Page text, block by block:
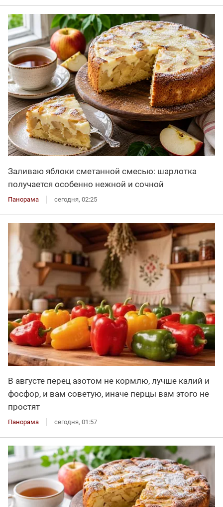
Заливаю яблоки сметанной смесью: шарлотка
получается особенно нежной и сочной
Панорама сегодня, 02:25
В августе перец азотом не кормлю, лучше калий и
фосфор, и вам советую, иначе перцы вам этого не
простят
Панорама сегодня, 01:57